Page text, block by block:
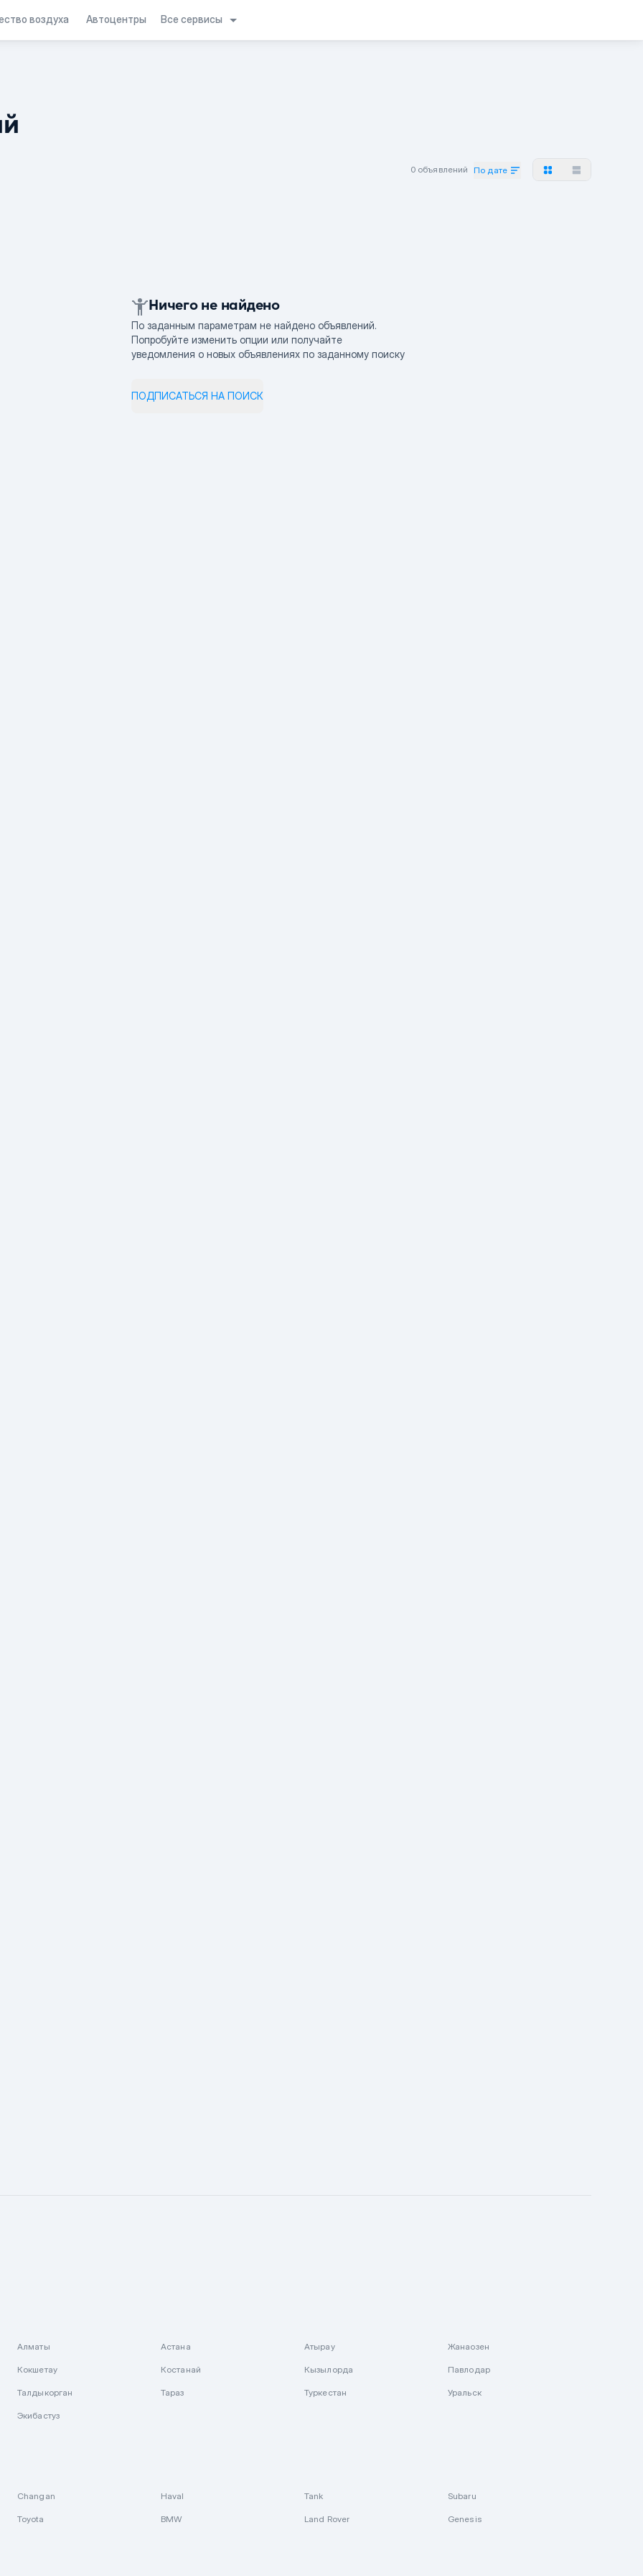
воздуха Автоцентры Все сервисы
0 объявлений По дате
Ничего не найдено
По заданным параметрам не найдено объявлений.
Попробуйте изменить опции или получайте
уведомления о новых объявлениях по заданному поиску
ПОДПИСАТЬСЯ НА ПОИСК
Алматы Астана Атырау Жанаозен
Кокшетау Костанай Кызылорда Павлодар
Талдыкорган Тараз Туркестан Уральск
Экибастуз
Changan Haval Tank Subaru
Toyota BMW Land Rover Genesis